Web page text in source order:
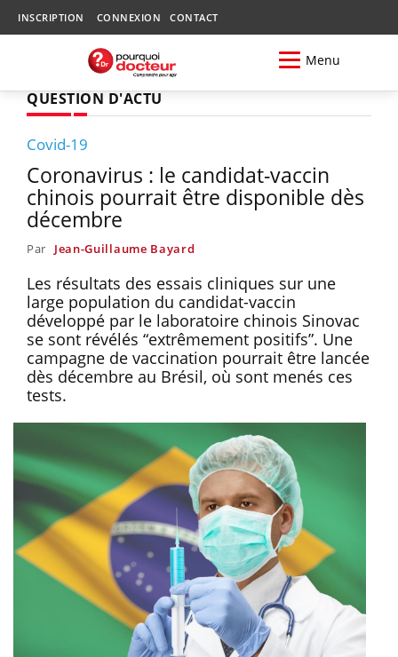
INSCRIPTION CONNEXION CONTACT
Menu
QUESTION D'ACTU
Covid-19
Coronavirus : le candidat-vaccin
chinois pourrait être disponible dès
décembre
Par Jean-Guillaume Bayard
Les résultats des essais cliniques sur une
large population du candidat-vaccin
développé par le laboratoire chinois Sinovac
se sont révélés “extrêmement positifs”. Une
campagne de vaccination pourrait être lancée
dès décembre au Brésil, où sont menés ces
tests.